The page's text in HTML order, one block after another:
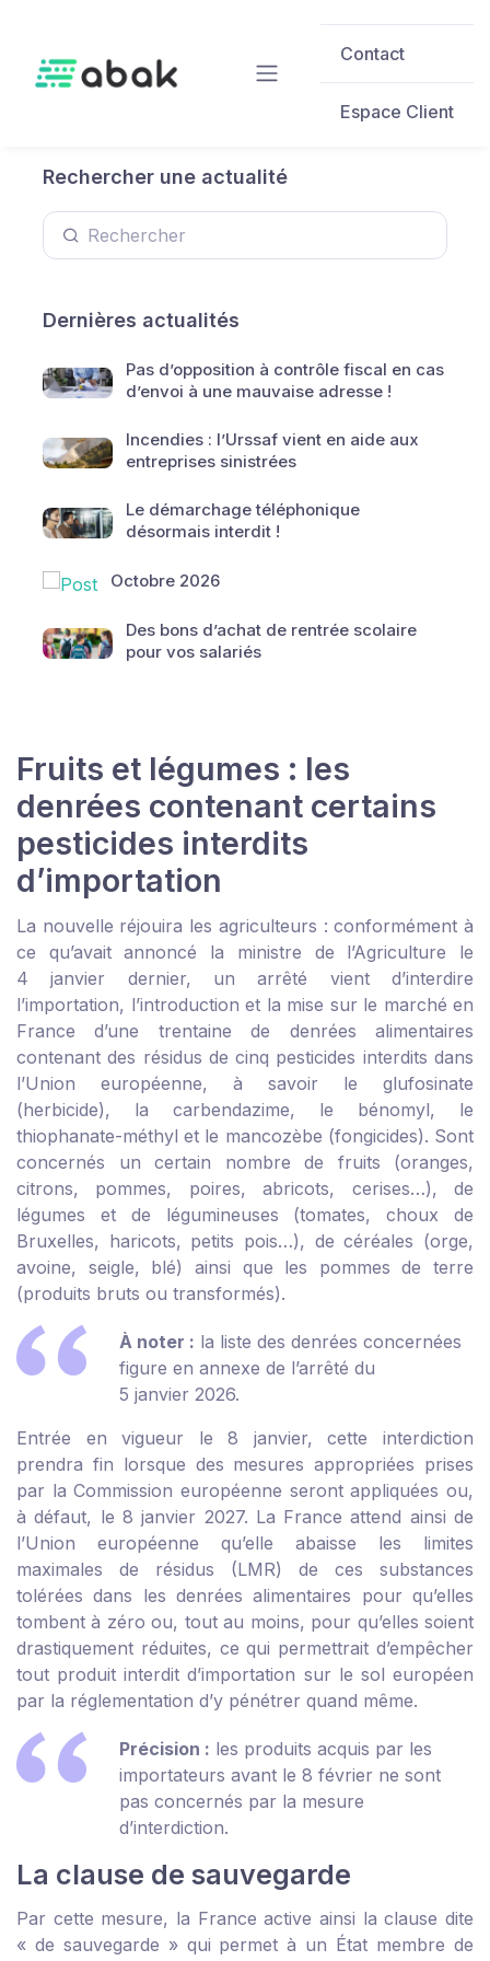
Contact
Espace Client
Rechercher une actualité
Dernières actualités
Pas d’opposition à contrôle fiscal en cas
d’envoi à une mauvaise adresse !
Incendies : l’Urssaf vient en aide aux
entreprises sinistrées
Le démarchage téléphonique
désormais interdit !
Octobre 2026
Des bons d’achat de rentrée scolaire
pour vos salariés
Fruits et légumes : les
denrées contenant certains
pesticides interdits
d’importation
La nouvelle réjouira les agriculteurs : conformément à
ce qu’avait annoncé la ministre de l’Agriculture le
4 janvier dernier, un arrêté vient d’interdire
l’importation, l’introduction et la mise sur le marché en
France d’une trentaine de denrées alimentaires
contenant des résidus de cinq pesticides interdits dans
l’Union européenne, à savoir le glufosinate
(herbicide), la carbendazime, le bénomyl, le
thiophanate-méthyl et le mancozèbe (fongicides). Sont
concernés un certain nombre de fruits (oranges,
citrons, pommes, poires, abricots, cerises…), de
légumes et de légumineuses (tomates, choux de
Bruxelles, haricots, petits pois…), de céréales (orge,
avoine, seigle, blé) ainsi que les pommes de terre
(produits bruts ou transformés).
À noter : la liste des denrées concernées
figure en annexe de l’arrêté du
5 janvier 2026.
Entrée en vigueur le 8 janvier, cette interdiction
prendra fin lorsque des mesures appropriées prises
par la Commission européenne seront appliquées ou,
à défaut, le 8 janvier 2027. La France attend ainsi de
l’Union européenne qu’elle abaisse les limites
maximales de résidus (LMR) de ces substances
tolérées dans les denrées alimentaires pour qu’elles
tombent à zéro ou, tout au moins, pour qu’elles soient
drastiquement réduites, ce qui permettrait d’empêcher
tout produit interdit d’importation sur le sol européen
par la réglementation d’y pénétrer quand même.
Précision : les produits acquis par les
importateurs avant le 8 février ne sont
pas concernés par la mesure
d’interdiction.
La clause de sauvegarde
Par cette mesure, la France active ainsi la clause dite
« de sauvegarde » qui permet à un État membre de